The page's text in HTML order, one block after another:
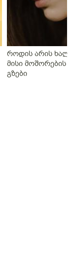
როდის არის
მისი მოშორების
გზები